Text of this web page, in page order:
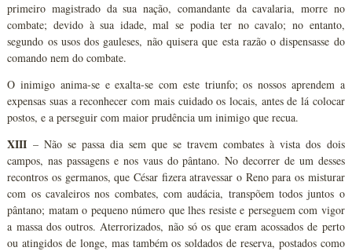
primeiro magistrado da sua nação, comandante da cavalaria, morre no
combate; devido à sua idade, mal se podia ter no cavalo; no entanto,
segundo os usos dos gauleses, não quisera que esta razão o dispensasse do
comando nem do combate.
O inimigo anima-se e exalta-se com este triunfo; os nossos aprendem a
expensas suas a reconhecer com mais cuidado os locais, antes de lá colocar
postos, e a perseguir com maior prudência um inimigo que recua.
XIII – Não se passa dia sem que se travem combates à vista dos dois
campos, nas passagens e nos vaus do pântano. No decorrer de um desses
recontros os germanos, que César fizera atravessar o Reno para os misturar
com os cavaleiros nos combates, com audácia, transpõem todos juntos o
pântano; matam o pequeno número que lhes resiste e perseguem com vigor
a massa dos outros. Aterrorizados, não só os que eram acossados de perto
ou atingidos de longe, mas também os soldados de reserva, postados como